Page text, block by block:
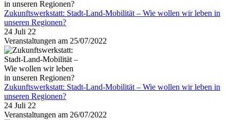
Zukunftswerkstatt: Stadt-Land-Mobilität – Wie wollen wir leben in
unseren Regionen?
24 Juli 22
Veranstaltungen am 25/07/2022
Zukunftswerkstatt: Stadt-Land-Mobilität – Wie wollen wir leben in
unseren Regionen?
24 Juli 22
Veranstaltungen am 26/07/2022